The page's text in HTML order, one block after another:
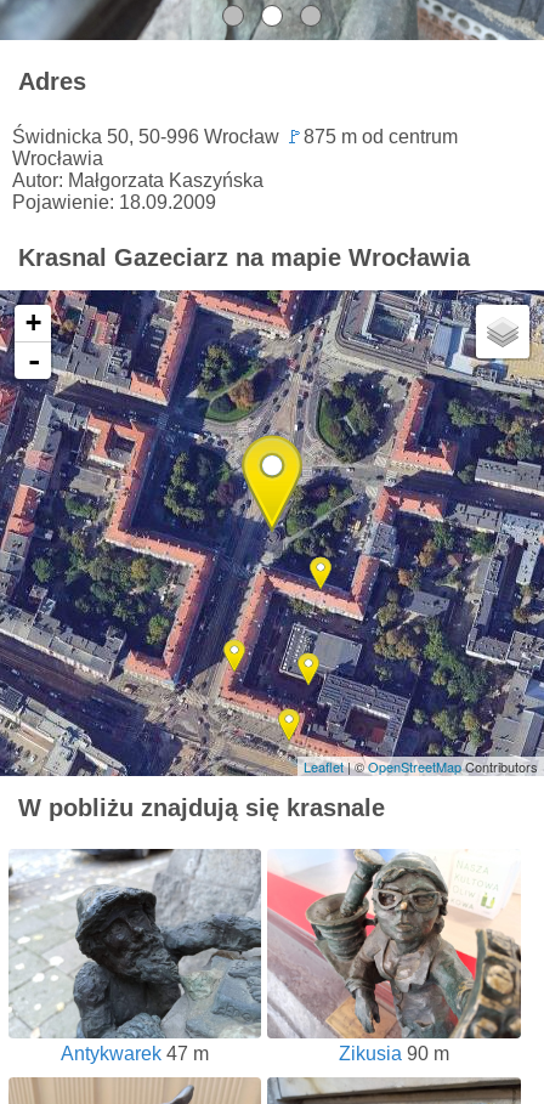
Adres
Świdnicka 50, 50-996 Wrocław 🚩875 m od centrum
Wrocławia
Autor: Małgorzata Kaszyńska
Pojawienie: 18.09.2009
Krasnal Gazeciarz na mapie Wrocławia
+
-
Leaflet| ©OpenStreetMapContributors
W pobliżu znajdują się krasnale
Antykwarek 47 m Zikusia 90 m